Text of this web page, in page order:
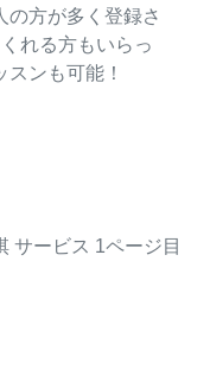
の方が多く登録さ
れる方もいらっ
ンも可能！
サービス 1ページ目